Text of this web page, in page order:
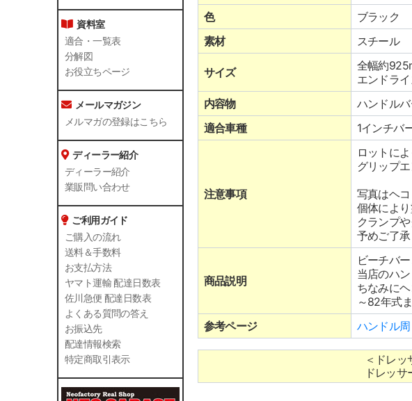
資料室
適合・一覧表
分解図
お役立ちページ
メールマガジン
メルマガの登録はこちら
ディーラー紹介
ディーラー紹介
業販問い合わせ
ご利用ガイド
ご購入の流れ
送料＆手数料
お支払方法
ヤマト運輸 配達日数表
佐川急便 配達日数表
よくある質問の答え
お振込先
配達情報検索
特定商取引表示
色
ブラック
素材
スチール
サイズ
全幅約
エンドラ
内容物
ハンドル
適合車種
1インチバ
注意事項
ロットに
グリップ
写真はヘコ
個体によ
クランプ
予めご了承
商品説明
ビーチバ
当店のハ
ちなみに
～82年式
参考ページ
ハンドル
＜ドレ
ドレッ